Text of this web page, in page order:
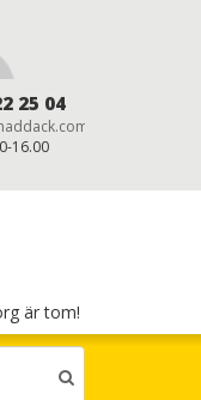
25 04
16.00
är tom!